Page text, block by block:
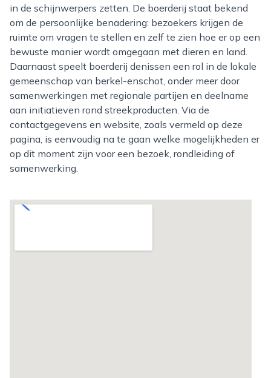
in de schijnwerpers zetten. De boerderij staat bekend
om de persoonlijke benadering: bezoekers krijgen de
ruimte om vragen te stellen en zelf te zien hoe er op een
bewuste manier wordt omgegaan met dieren en land.
Daarnaast speelt boerderij denissen een rol in de lokale
gemeenschap van berkel-enschot, onder meer door
samenwerkingen met regionale partijen en deelname
aan initiatieven rond streekproducten. Via de
contactgegevens en website, zoals vermeld op deze
pagina, is eenvoudig na te gaan welke mogelijkheden er
op dit moment zijn voor een bezoek, rondleiding of
samenwerking.